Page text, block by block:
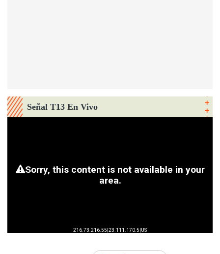
Señal T13 En Vivo